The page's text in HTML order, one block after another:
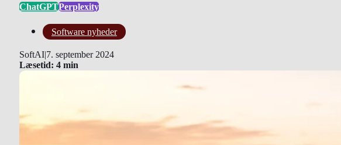
ChatGPTPerplexity
Software nyheder
SoftAI|7. september 2024
Læsetid: 4 min